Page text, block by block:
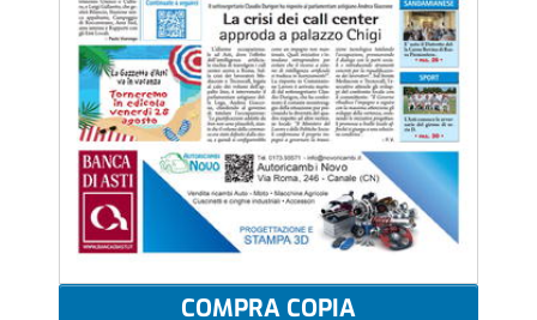
COMPRA COPIA